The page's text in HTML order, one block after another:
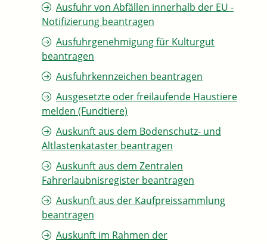
Ausfuhr von Abfällen innerhalb der EU -
Notifizierung beantragen
Ausfuhrgenehmigung für Kulturgut
beantragen
Ausfuhrkennzeichen beantragen
Ausgesetzte oder freilaufende Haustiere
melden (Fundtiere)
Auskunft aus dem Bodenschutz- und
Altlastenkataster beantragen
Auskunft aus dem Zentralen
Fahrerlaubnisregister beantragen
Auskunft aus der Kaufpreissammlung
beantragen
Auskunft im Rahmen der